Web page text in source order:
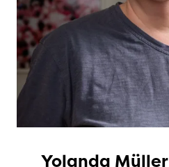
Yolanda Müller